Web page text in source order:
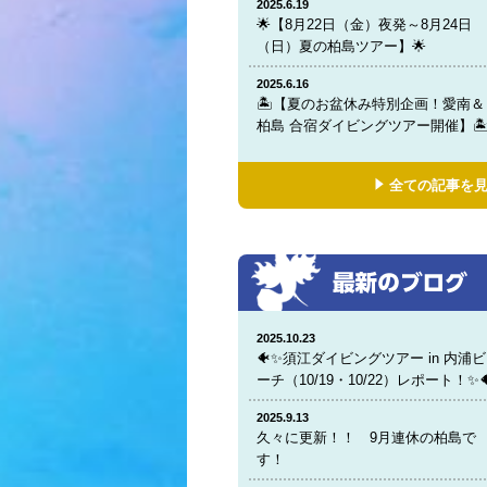
2025.6.19
🌟【8月22日（金）夜発～8月24日
（日）夏の柏島ツアー】🌟
2025.6.16
🏝️【夏のお盆休み特別企画！愛南＆
柏島 合宿ダイビングツアー開催】🏝️
全ての記事を
2025.10.23
🐠✨須江ダイビングツアー in 内浦ビ
ーチ（10/19・10/22）レポート！
2025.9.13
久々に更新！！ 9月連休の柏島で
す！